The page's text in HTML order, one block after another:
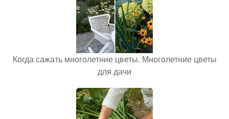
Когда сажать многолетние цветы. Многолетние цветы
для дачи